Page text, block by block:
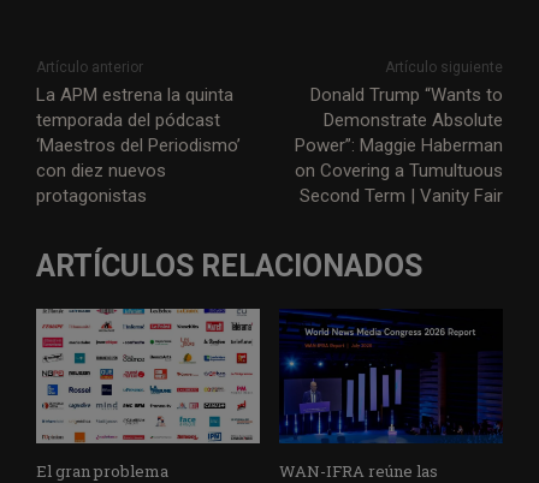
Artículo anterior
La APM estrena la quinta
temporada del pódcast
‘Maestros del Periodismo’
con diez nuevos
protagonistas
Artículo siguiente
Donald Trump “Wants to
Demonstrate Absolute
Power”: Maggie Haberman
on Covering a Tumultuous
Second Term | Vanity Fair
ARTÍCULOS RELACIONADOS
El gran problema
WAN-IFRA reúne las